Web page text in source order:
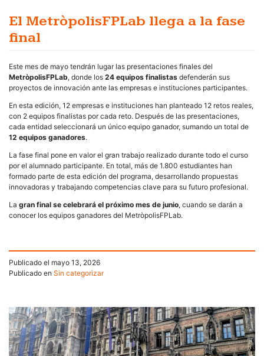
El MetròpolisFPLab llega a la fase
final
Este mes de mayo tendrán lugar las presentaciones finales del
MetròpolisFPLab, donde los 24 equipos finalistas defenderán sus
proyectos de innovación ante las empresas e instituciones participantes.
En esta edición, 12 empresas e instituciones han planteado 12 retos reales,
con 2 equipos finalistas por cada reto. Después de las presentaciones,
cada entidad seleccionará un único equipo ganador, sumando un total de
12 equipos ganadores.
La fase final pone en valor el gran trabajo realizado durante todo el curso
por el alumnado participante. En total, más de 1.800 estudiantes han
formado parte de esta edición del programa, desarrollando propuestas
innovadoras y trabajando competencias clave para su futuro profesional.
La gran final se celebrará el próximo mes de junio, cuando se darán a
conocer los equipos ganadores del MetròpolisFPLab.
Publicado el mayo 13, 2026
Publicado en Sin categorizar